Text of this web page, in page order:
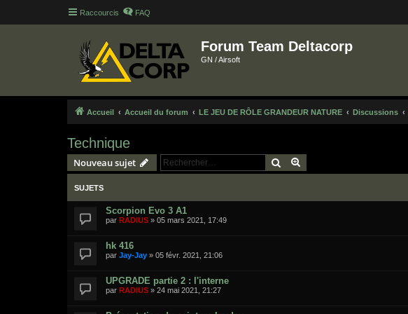
Raccourcis FAQ
Forum Team Deltacorp
GN / Airsoft
Accueil Accueil du forum LE JEU DE RÔLE GRANDEUR NATURE Discussions
Technique
Nouveau sujet Rechercher
SUJETS
Scorpion Evo 3 A1
par RADIUS » 05 mars 2021, 17:49
hk 416
par Jay-Jay » 05 févr. 2021, 21:06
UPGRADE partie 2 : l'interne
par RADIUS » 24 mai 2021, 21:27